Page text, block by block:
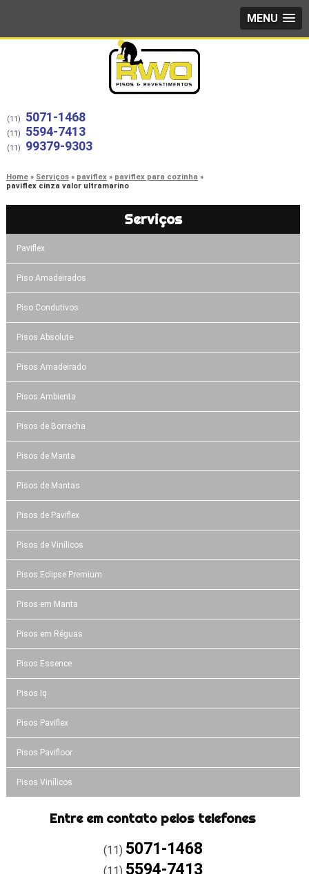
MENU
(11) 5071-1468
(11) 5594-7413
(11) 99379-9303
Home Serviços paviflex
paviflex para cozinha
paviflex cinza valor ultramarino
Serviços
Paviflex
Piso Amadeirados
Piso Condutivos
Pisos Absolute
Pisos Amadeirado
Pisos Ambienta
Pisos de Borracha
Pisos de Manta
Pisos de Mantas
Pisos de Paviflex
Pisos de Vinílicos
Pisos Eclipse Premium
Pisos em Manta
Pisos em Réguas
Pisos Essence
Pisos Iq
Pisos Paviflex
Pisos Pavifloor
Pisos Vinílicos
Entre em contato pelos telefones
(11) 5071-1468
(11) 5594-7413